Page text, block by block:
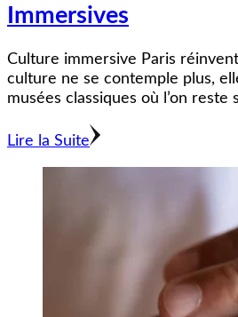
Immersives
Culture immersive Paris
culture ne se contemple plus,
musées classiques où l’on reste
Lire la Suite